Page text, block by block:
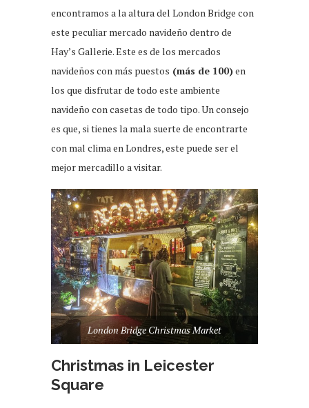
encontramos a la altura del London Bridge con
este peculiar mercado navideño dentro de
Hay’s Gallerie. Este es de los mercados
navideños con más puestos (más de 100)en
los que disfrutar de todo este ambiente
navideño con casetas de todo tipo. Un consejo
es que, si tienes la mala suerte de encontrarte
con mal clima en Londres, este puede ser el
mejor mercadillo a visitar.
London Bridge Christmas Market
Christmas in Leicester
Square